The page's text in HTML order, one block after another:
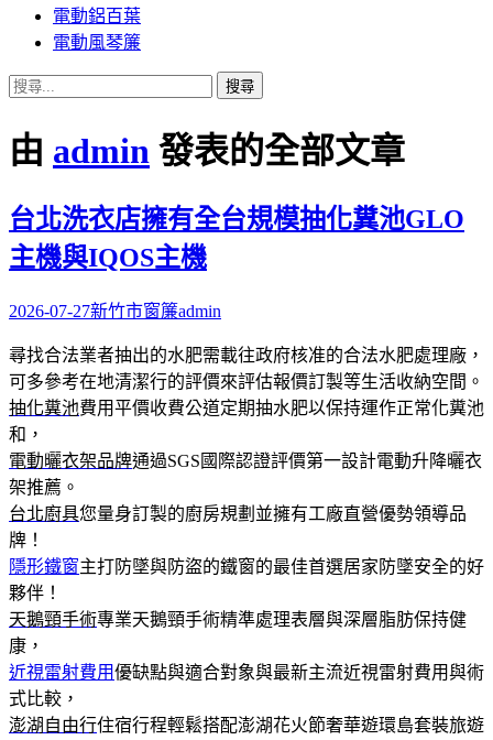
電動鋁百葉
電動風琴簾
搜
關
鍵
由 admin 發表的全部文章
台北洗衣店擁有全台規模抽化糞池GLO
主機與IQOS主機
2026-07-27新竹市窗簾admin
尋找合法業者抽出的水肥需載往政府核准的合法水肥處理廠，
可多參考在地清潔行的評價來評估報價訂製等生活收納空間。
抽化糞池費用平價收費公道定期抽水肥以保持運作正常化糞池
和，
電動曬衣架品牌通過SGS國際認證評價第一設計電動升降曬衣
架推薦。
台北廚具您量身訂製的廚房規劃並擁有工廠直營優勢領導品
牌！
隱形鐵窗主打防墜與防盜的鐵窗的最佳首選居家防墜安全的好
夥伴！
天鵝頸手術專業天鵝頸手術精準處理表層與深層脂肪保持健
康，
近視雷射費用優缺點與適合對象與最新主流近視雷射費用與術
式比較，
澎湖自由行住宿行程輕鬆搭配澎湖花火節奢華遊環島套裝旅遊